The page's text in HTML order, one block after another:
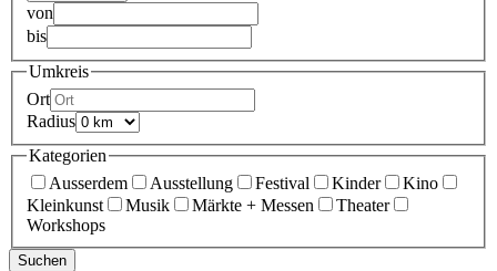
von
bis
Umkreis
Ort
Radius
Kategorien
Ausserdem
Ausstellung Festival Kinder
Kino
Kleinkunst
Musik Märkte + Messen
Theater
Workshops
Suchen